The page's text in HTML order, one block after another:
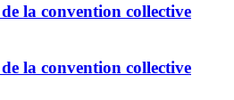
la convention collective
la convention collective